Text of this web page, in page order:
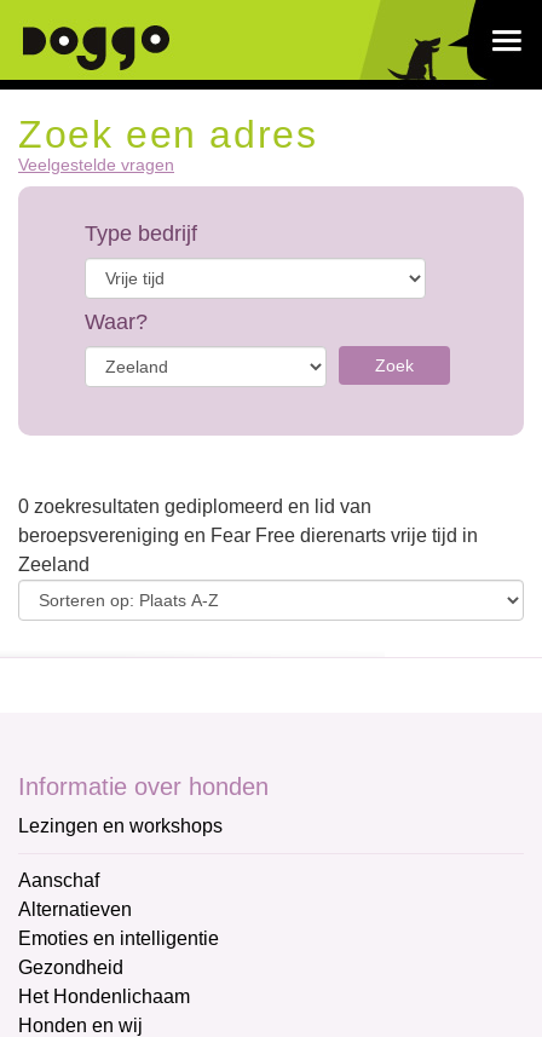
Zoek een adres
Veelgestelde vragen
Type bedrijf
Waar?
Zoek
0 zoekresultaten gediplomeerd en lid van
beroepsvereniging en Fear Free dierenarts vrije tijd in
Zeeland
Informatie over honden
Lezingen en workshops
Aanschaf
Alternatieven
Emoties en intelligentie
Gezondheid
Het Hondenlichaam
Honden en wij